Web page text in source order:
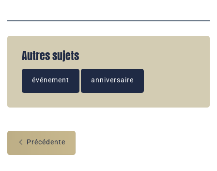
Autres sujets
événement anniversaire
Précédente